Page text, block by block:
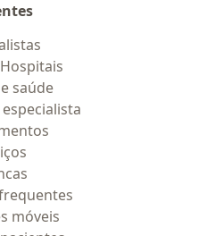
saúde
móveis